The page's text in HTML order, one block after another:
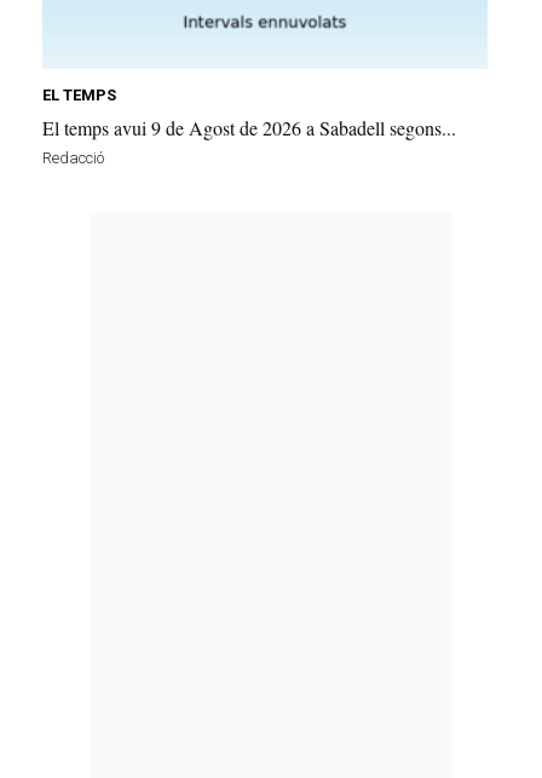
EL TEMPS
El temps avui 9 de Agost de 2026 a Sabadell segons...
Redacció